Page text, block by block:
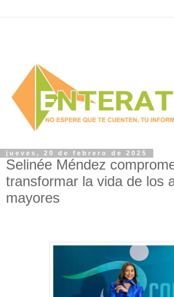
jueves, 20 de febrero de 2025
Selinée Méndez
transformar la vida de los
mayores